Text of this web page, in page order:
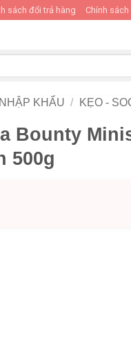
sách đổi trả hàng Chính
KHẨU / KẸO -
Bounty
500g